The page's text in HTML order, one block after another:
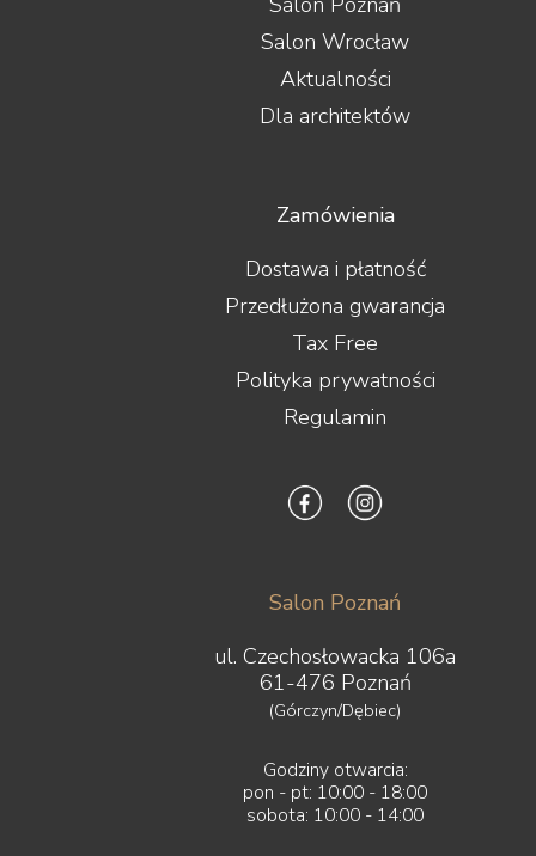
Salon Wrocław
Aktualności
Dla architektów
Zamówienia
Dostawa i płatność
Przedłużona gwarancja
Tax Free
Polityka prywatności
Regulamin
Salon Poznań
ul. Czechosłowacka 106a
61-476 Poznań
(Górczyn/Dębiec)
Godziny otwarcia:
pon - pt: 10:00 - 18:00
sobota: 10:00 - 14:00